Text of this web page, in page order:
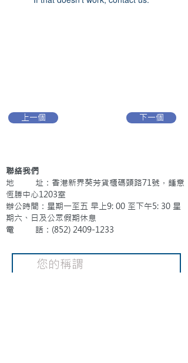
上一個 下一個
聯絡我們
地 址：香港新界葵芳貨櫃碼頭路71號，鍾意
恆勝中心1203室
辦公時間：星期一至五 早上9: 00 至下午5: 30 星
期六、日及公眾假期休息
電 話：(852) 2409-1233